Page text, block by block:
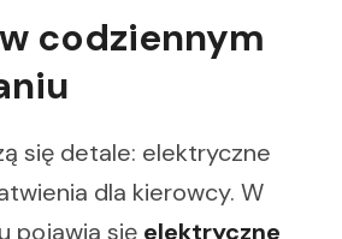
codziennym
się detale: elektryczne
dla kierowcy. W
pojawia się elektryczne